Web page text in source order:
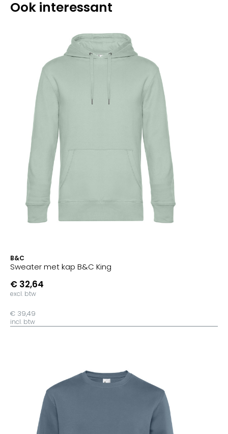
Ook interessant
B&C
Sweater met kap B&C King
€ 32,64
excl. btw
€ 39,49
incl. btw